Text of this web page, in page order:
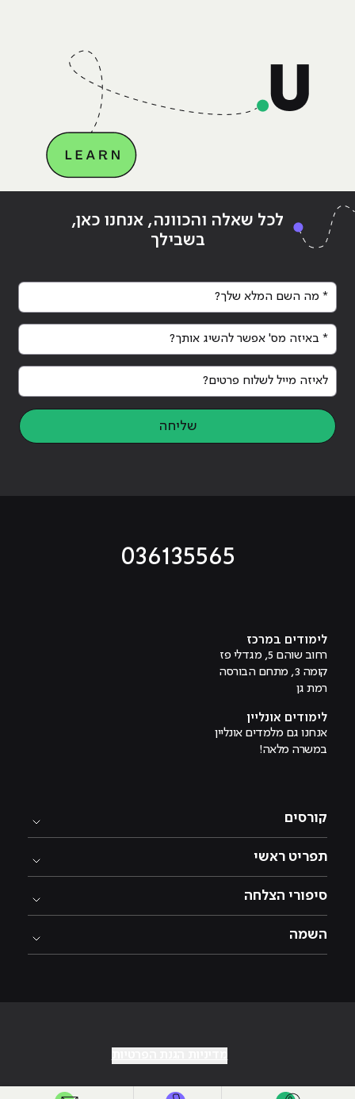
Continue reading
QA"
לכל שאלה והכוונה, אנחנו כאן,
בשבילך
* מה השם המלא שלך?
* באיזה מס' אפשר להשיג אותך?
לאיזה מייל לשלוח פרטים?
שליחה
036135565
לימודים במרכז
רחוב שוהם 5, מגדלי פז
קומה 3, מתחם הבורסה
רמת גן
לימודים אונליין
אנחנו גם מלמדים אונליין
במשרה מלאה!
קורסים
תפריט ראשי
סיפורי הצלחה
השמה